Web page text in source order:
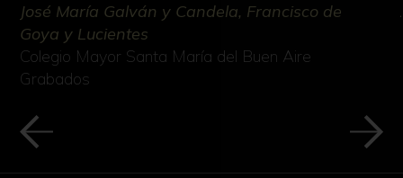
José María Galván y Candela, Francisco de
Goya y Lucientes
Colegio Mayor Santa María del Buen Aire
Grabados